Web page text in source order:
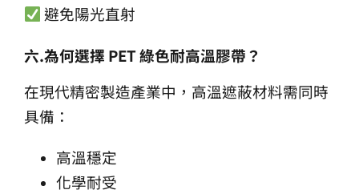
避免陽光直射
六.為何選擇 PET綠色耐高溫膠帶？
在現代精密製造產業中，高溫遮蔽材料需同時
具備：
高溫穩定
化學耐受